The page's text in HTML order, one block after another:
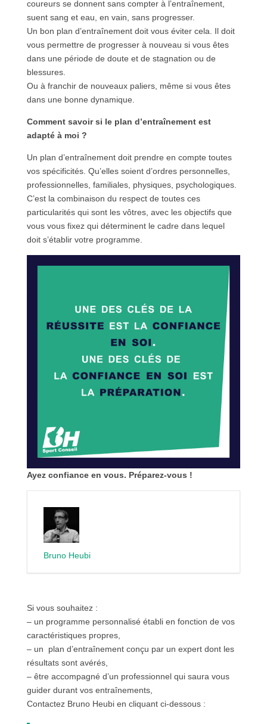
coureurs se donnent sans compter à l’entraînement,
suent sang et eau, en vain, sans progresser.
Un bon plan d’entraînement doit vous éviter cela. Il doit
vous permettre de progresser à nouveau si vous êtes
dans une période de doute et de stagnation ou de
blessures.
Ou à franchir de nouveaux paliers, même si vous êtes
dans une bonne dynamique.
Comment savoir si le plan d’entraînement est
adapté à moi ?
Un plan d’entraînement doit prendre en compte toutes
vos spécificités. Qu’elles soient d’ordres personnelles,
professionnelles, familiales, physiques, psychologiques.
C’est la combinaison du respect de toutes ces
particularités qui sont les vôtres, avec les objectifs que
vous vous fixez qui déterminent le cadre dans lequel
doit s’établir votre programme.
Ayez confiance en vous. Préparez-vous !
Bruno Heubi
Si vous souhaitez :
– un programme personnalisé établi en fonction de vos
caractéristiques propres,
– un plan d’entraînement conçu par un expert dont les
résultats sont avérés,
– être accompagné d’un professionnel qui saura vous
guider durant vos entraînements,
Contactez Bruno Heubi en cliquant ci-dessous :